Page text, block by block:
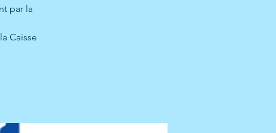
par la
Caisse